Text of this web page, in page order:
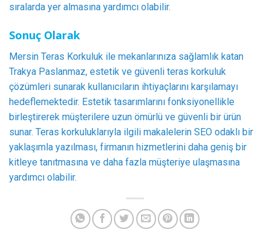
sıralarda yer almasına yardımcı olabilir.
Sonuç Olarak
Mersin Teras Korkuluk ile mekanlarınıza sağlamlık katan
Trakya Paslanmaz, estetik ve güvenli teras korkuluk
çözümleri sunarak kullanıcıların ihtiyaçlarını karşılamayı
hedeflemektedir. Estetik tasarımlarını fonksiyonellikle
birleştirerek müşterilere uzun ömürlü ve güvenli bir ürün
sunar. Teras korkuluklarıyla ilgili makalelerin SEO odaklı bir
yaklaşımla yazılması, firmanın hizmetlerini daha geniş bir
kitleye tanıtmasına ve daha fazla müşteriye ulaşmasına
yardımcı olabilir.